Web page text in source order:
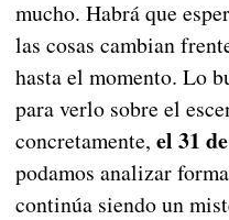
mucho. Habrá que
las cosas cambian
hasta el momento. Lo
para verlo sobre el
concretamente, el 31
podamos analizar
continúa siendo un